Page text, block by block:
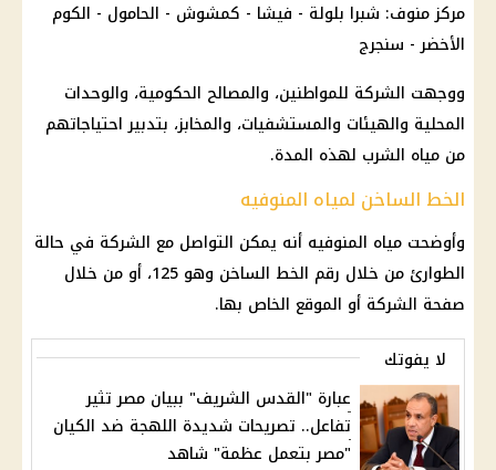
مركز منوف: شبرا بلولة - فيشا - كمشوش - الحامول - الكوم
الأخضر - سنجرج
ووجهت الشركة للمواطنين، والمصالح الحكومية، والوحدات
المحلية والهيئات والمستشفيات، والمخابز، بتدبير احتياجاتهم
من مياه الشرب لهذه المدة.
الخط الساخن لمياه المنوفيه
وأوضحت مياه المنوفيه أنه يمكن التواصل مع الشركة في حالة
الطوارئ من خلال رقم الخط الساخن وهو 125، أو من خلال
صفحة الشركة أو الموقع الخاص بها.
لا يفوتك
عبارة "القدس الشريف" ببيان مصر تثير
تفاعل.. تصريحات شديدة اللهجة ضد الكيان
"مصر بتعمل عظمة" شاهد